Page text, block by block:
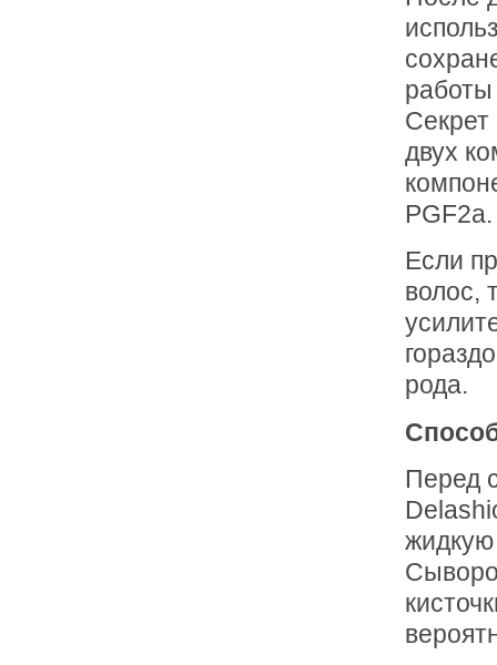
Секрет
двух
PGF2a.
Если
волос,
рода.
Перед
жидкую